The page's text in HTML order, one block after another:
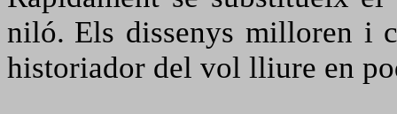
niló. Els dissenys milloren i
historiador del vol lliure en